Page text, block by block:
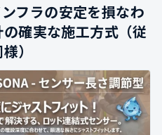
フラの安定を損なわ
確実な施工方式（従
）